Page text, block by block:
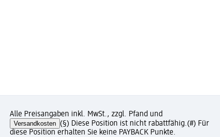
Alle Preisangaben inkl. MwSt., zzgl. Pfand und
Versandkosten (§) Diese Position ist nicht rabattfähig.(#) Für
diese Position erhalten Sie keine PAYBACK Punkte.